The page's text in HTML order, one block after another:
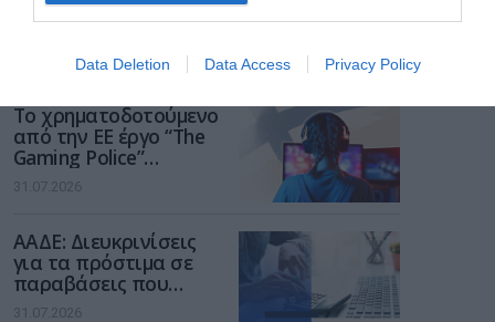
Data Deletion Data Access Privacy Policy
ΡΟΗ ΕΙΔΗΣΕΩΝ
Το χρηματοδοτούμενο
από την ΕΕ έργο “The
Gaming Police”
ενισχύει την ασφάλεια
των παιδιών στο
31.07.2026
ΑΑΔΕ: Διευκρινίσεις
για τα πρόστιμα σε
παραβάσεις που
αφορούν τους ΦΗΜ
31.07.2026